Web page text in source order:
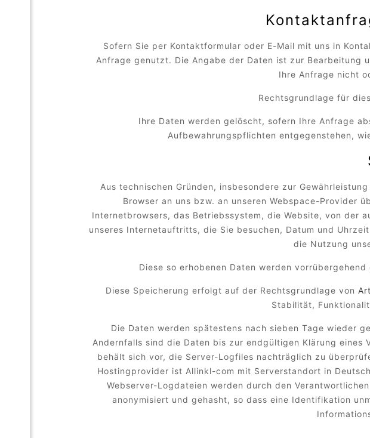
Sofern Sie per Kontaktformular oder E-Mail mit uns in
Anfrage genutzt. Die Angabe der Daten ist zur Bearbeitung
Ihre Anfrage nicht
Rechtsgrundlage für
Ihre Daten werden gelöscht, sofern Ihre Anfrage
Aufbewahrungspflichten entgegenstehen,
Aus technischen Gründen, insbesondere zur
Browser an uns bzw. an unseren Webspace-Provider
Internetbrowsers, das Betriebssystem, die Website, von der
unseres Internetauftritts, die Sie besuchen, Datum und
die Nutzung
Diese so erhobenen Daten werden
Diese Speicherung erfolgt auf der Rechtsgrundlage von
Stabilität,
Die Daten werden spätestens nach sieben Tage wieder
Andernfalls sind die Daten bis zur endgültigen Klärung eines
behält sich vor, die Server-Logfiles nachträglich zu
Hostingprovider ist Allinkl-com mit Serverstandort in
Webserver-Logdateien werden durch den
anonymisiert und gehasht, so dass eine Identifikation